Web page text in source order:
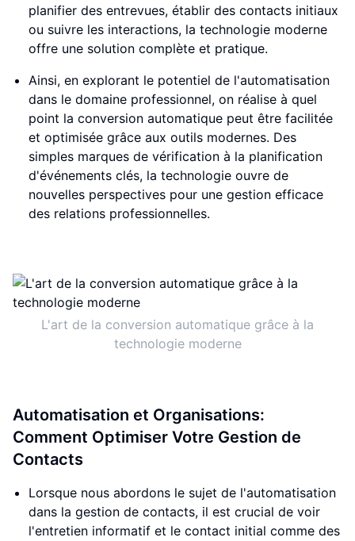
planifier des entrevues, établir des contacts initiaux
ou suivre les interactions, la technologie moderne
offre une solution complète et pratique.
Ainsi, en explorant le potentiel de l'automatisation
dans le domaine professionnel, on réalise à quel
point la conversion automatique peut être facilitée
et optimisée grâce aux outils modernes. Des
simples marques de vérification à la planification
d'événements clés, la technologie ouvre de
nouvelles perspectives pour une gestion efficace
des relations professionnelles.
L'art de la conversion automatique grâce à la
technologie moderne
Automatisation et Organisations:
Comment Optimiser Votre Gestion de
Contacts
Lorsque nous abordons le sujet de l'automatisation
dans la gestion de contacts, il est crucial de voir
l'entretien informatif et le contact initial comme des